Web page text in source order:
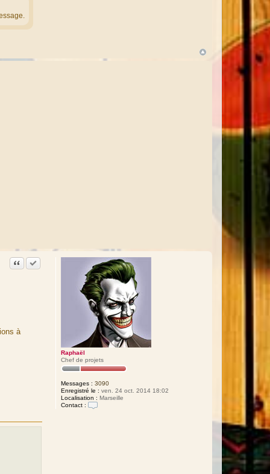
Raphaël
Chef de projets
Messages : 3090
Enregistré le : ven. 24 oct. 2014 18:02
Localisation : Marseille
Contact :
CitationAccepter cette réponse
à